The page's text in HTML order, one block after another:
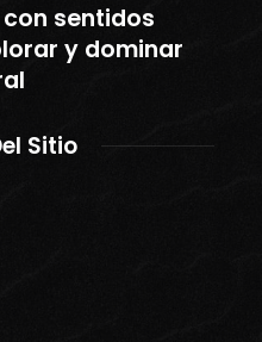
con sentidos
y dominar
Sitio